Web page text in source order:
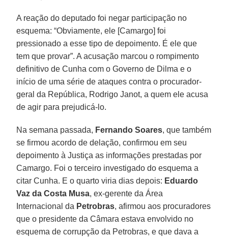
A reação do deputado foi negar participação no
esquema: “Obviamente, ele [Camargo] foi
pressionado a esse tipo de depoimento. É ele que
tem que provar”. A acusação marcou o rompimento
definitivo de Cunha com o Governo de Dilma e o
início de uma série de ataques contra o procurador-
geral da República, Rodrigo Janot, a quem ele acusa
de agir para prejudicá-lo.
Na semana passada, Fernando Soares, que também
se firmou acordo de delação, confirmou em seu
depoimento à Justiça as informações prestadas por
Camargo. Foi o terceiro investigado do esquema a
citar Cunha. E o quarto viria dias depois: Eduardo
Vaz da Costa Musa, ex-gerente da Área
Internacional da Petrobras, afirmou aos procuradores
que o presidente da Câmara estava envolvido no
esquema de corrupção da Petrobras, e que dava a